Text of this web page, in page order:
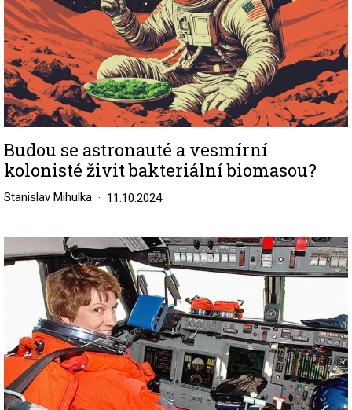
Budou se astronauté a vesmírní
kolonisté živit bakteriální biomasou?
Stanislav Mihulka 11.10.2024